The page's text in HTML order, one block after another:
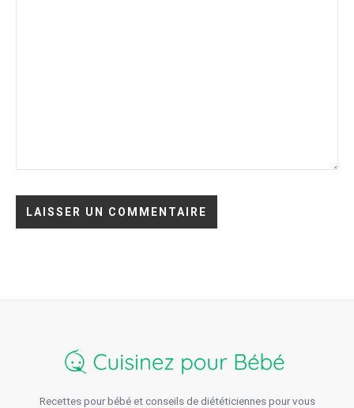
Recettes pour bébé et conseils de diététiciennes pour vous